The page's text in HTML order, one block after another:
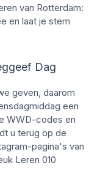
van Rotterdam:
en laat je stem
Dag
geven, daarom
een
WWD-codes en
u terug op de
pagina's van
Leren 010